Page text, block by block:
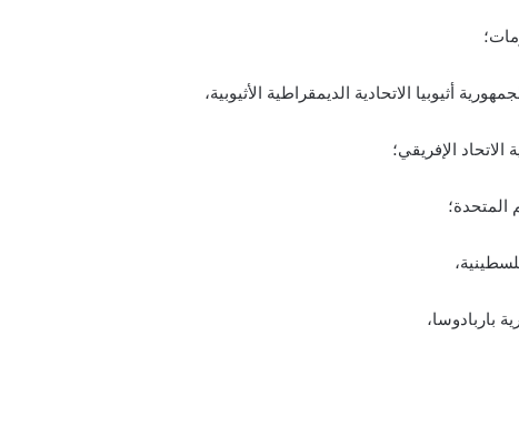
أثيوبيا الاتحادية الديمقراطية الأثيوبية،
الإفريقي؛
المتحدة؛
باربادوسا،